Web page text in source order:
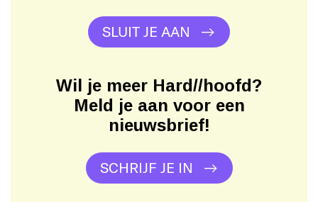
SLUIT JE AAN
Wil je meer Hard//hoofd?
Meld je aan voor een
nieuwsbrief!
SCHRIJF JE IN